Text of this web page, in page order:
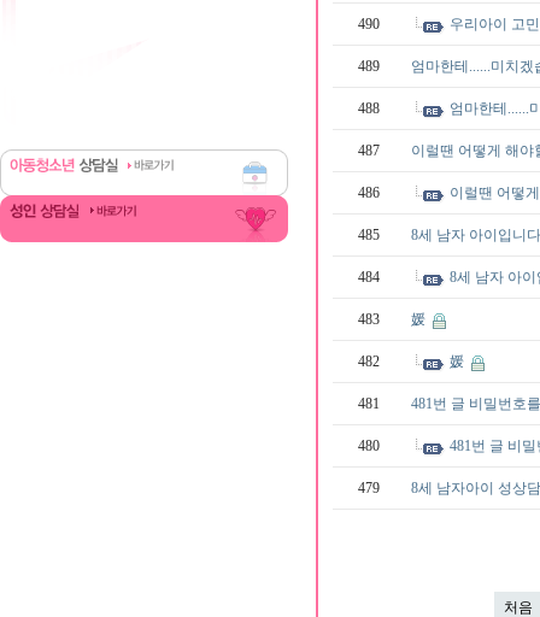
490 우리아이 고
489 엄마한테......미치
488 엄마한테......
487 이럴땐 어떻게 해야
486 이럴땐 어떻
485 8세 남자 아이입니
484 8세 남자 아
483 媛
482 媛
481 481번 글 비밀번호
480 481번 글 비
479 8세 남자아이 성상
처음